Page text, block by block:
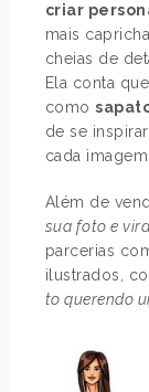
criar
mais
cheias de
Ela conta
como
de se
cada imagem.
Além de
sua foto e
parcerias
ilustrados,
to querendo